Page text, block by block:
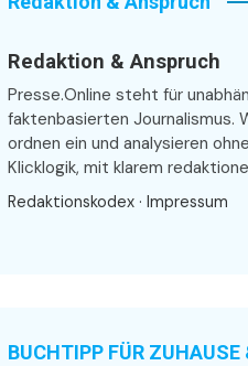
Redaktion & Anspruch
Presse.Online steht für
faktenbasierten Journalismus.
ordnen ein und analysieren
Klicklogik, mit klarem
Redaktionskodex · Impressum
BUCHTIPP FÜR ZUHAUSE